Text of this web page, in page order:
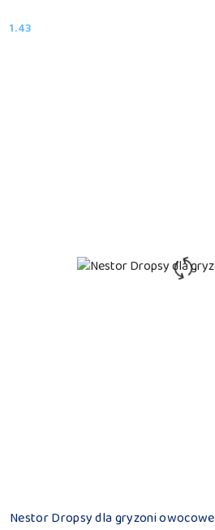
Cena:
1.43
Nestor Dropsy dla gryzoni owocowe